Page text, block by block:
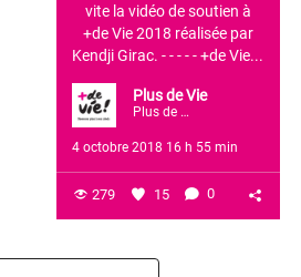
vite la vidéo de soutien à
+de Vie 2018 réalisée par
Kendji Girac. - - - - -+de Vie...
Plus de Vie
Plus de Vie
4 octobre 2018 16 h 55 min
279 15 0